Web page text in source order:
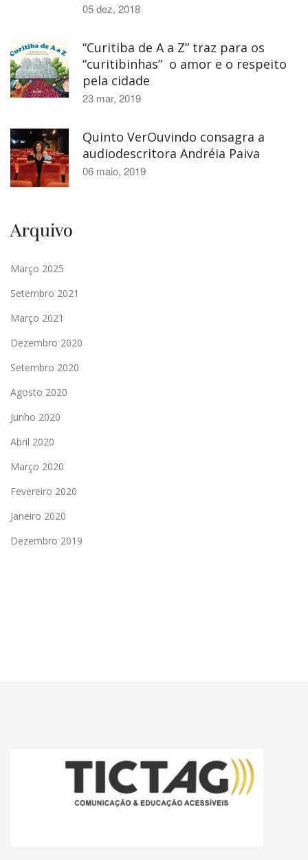
05 dez, 2018
“Curitiba de A a Z” traz para os
“curitibinhas” o amor e o respeito
pela cidade
23 mar, 2019
Quinto VerOuvindo consagra a
audiodescritora Andréia Paiva
06 maio, 2019
Arquivo
Março 2025
Setembro 2021
Março 2021
Dezembro 2020
Setembro 2020
Agosto 2020
Junho 2020
Abril 2020
Março 2020
Fevereiro 2020
Janeiro 2020
Dezembro 2019